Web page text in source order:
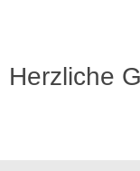
Herzliche